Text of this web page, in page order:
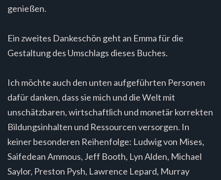
genießen.
Ein zweites Dankeschön geht an Emma für die
Gestaltung des Umschlags dieses Buches.
Ich möchte auch den unten aufgeführten Personen
dafür danken, dass sie mich und die Welt mit
unschätzbaren, wirtschaftlich und monetär korrekten
Bildungsinhalten und Ressourcen versorgen. In
keiner besonderen Reihenfolge: Ludwig von Mises,
Saifedean Ammous, Jeff Booth, Lyn Alden, Michael
Saylor, Preston Pysh, Lawrence Lepard, Murray